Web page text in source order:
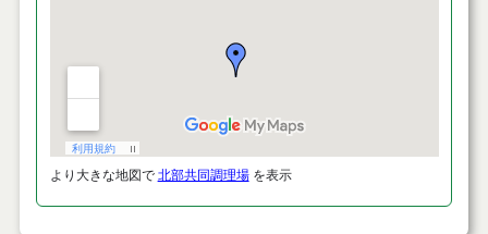
より大きな地図で 北部共同調理場を表示